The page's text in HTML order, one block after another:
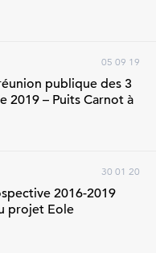
05 09 19
publique des 3
2019 – Puits Carnot à
30 01 20
2016-2019
projet Eole